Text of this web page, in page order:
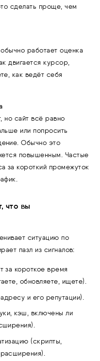
сделать проще, чем
работает оценка
двигается курсор,
как ведёт себя
но сайт всё равно
или попросить
Обычно это
повышенным. Частые
за короткий промежуток
что вы
ситуацию по
пазл из сигналов:
за короткое время
обновляете, ищете).
и его репутации).
кэш, включены ли
(скрипты,